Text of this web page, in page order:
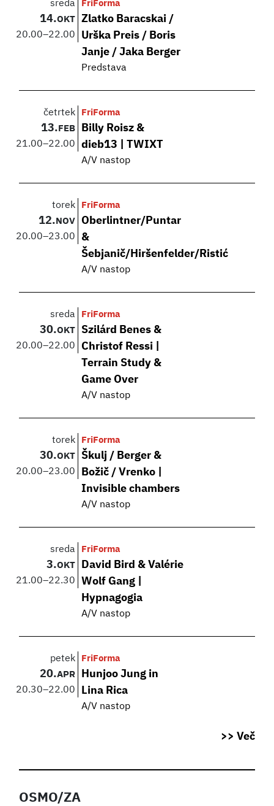
sreda
14.OKT
20.00–22.00
FriForma
Zlatko Baracskai /
Urška Preis / Boris
Janje / Jaka Berger
Predstava
četrtek
13. FEB
21.00–22.00
FriForma
Billy Roisz &
dieb13 | TWIXT
A/V nastop
torek
12. NOV
20.00–23.00
FriForma
Oberlintner/Puntar
&
Šebjanič/Hiršenfelder/Ristić
A/V nastop
sreda
30.OKT
20.00–22.00
FriForma
Szilárd Benes &
Christof Ressi |
Terrain Study &
Game Over
A/V nastop
torek
30.OKT
20.00–23.00
FriForma
Škulj / Berger &
Božič / Vrenko |
Invisible chambers
A/V nastop
sreda
3.OKT
21.00–22.30
FriForma
David Bird & Valérie
Wolf Gang |
Hypnagogia
A/V nastop
petek
20.APR
20.30–22.00
FriForma
Hunjoo Jung in
Lina Rica
A/V nastop
>> Več
OSMO/ZA